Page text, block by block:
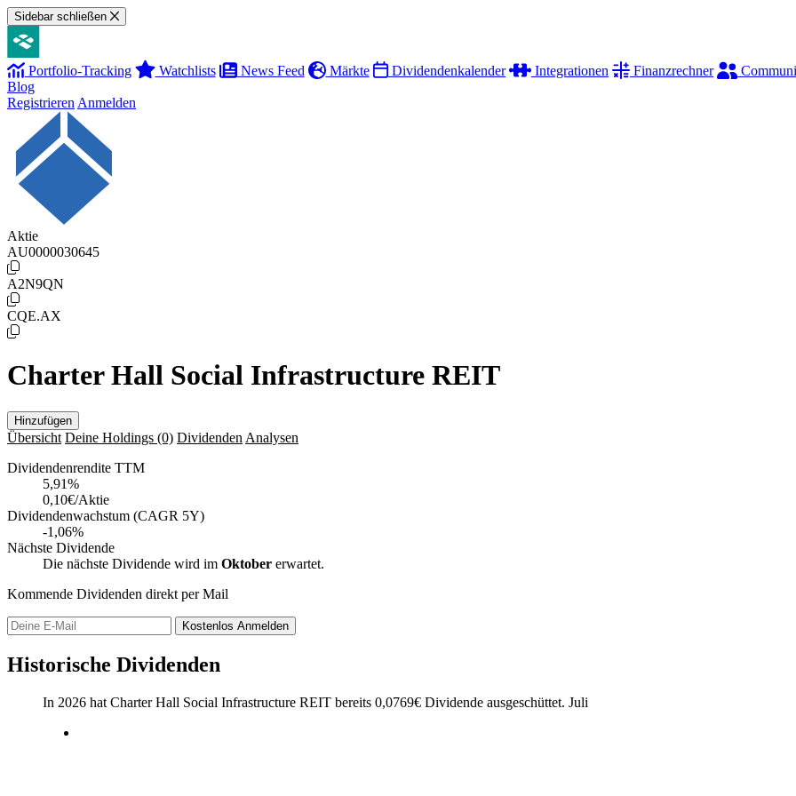
Sidebar schließen
Portfolio-Tracking Watchlists News Feed Märkte Dividendenkalender Integrationen Finanzrechner
Blog
Registrieren Anmelden
Aktie
AU0000030645
A2N9QN
CQE.AX
Charter Hall Social Infrastructure REIT
Hinzufügen
Übersicht Deine Holdings (0) Dividenden Analysen
Dividendenrendite TTM
5,91%
0,10€/Aktie
Dividendenwachstum (CAGR 5Y)
-1,06%
Nächste Dividende
Die nächste Dividende wird im Oktober erwartet.
Kommende Dividenden direkt per Mail
Kostenlos Anmelden
Historische Dividenden
In 2026 hat Charter Hall Social Infrastructure REIT bereits 0,0769€ Dividende ausgeschüttet. Juli